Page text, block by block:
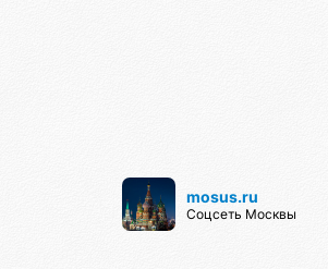
mosus.ru
Соцсеть Москвы